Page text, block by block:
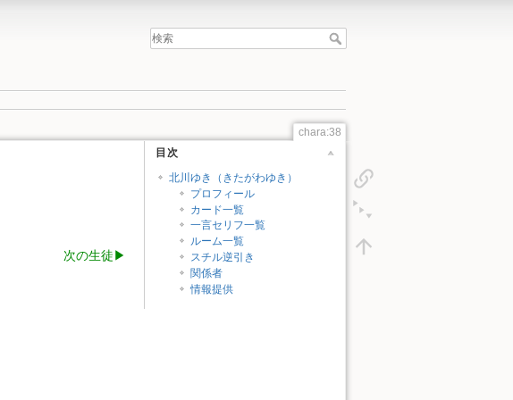
chara:38
目次
北川ゆき（きたがわゆき）
プロフィール
カード一覧
一言セリフ一覧
ルーム一覧
スチル逆引き
関係者
情報提供
次の生徒▶